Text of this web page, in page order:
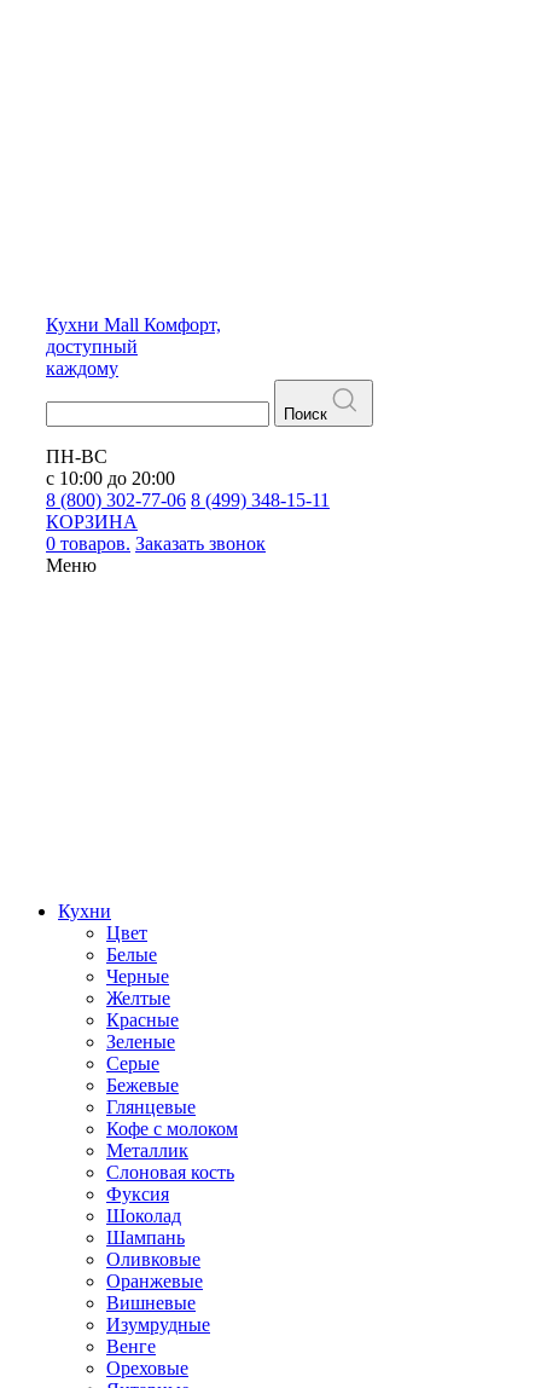
Кухни Mall Комфорт,
доступный
каждому
Поиск
ПН-ВС
с 10:00 до 20:00
8 (800) 302-77-06 8 (499) 348-15-11
КОРЗИНА
0 товаров. Заказать звонок
Меню
Кухни
Цвет
Белые
Черные
Желтые
Красные
Зеленые
Серые
Бежевые
Глянцевые
Кофе с молоком
Металлик
Слоновая кость
Фуксия
Шоколад
Шампань
Оливковые
Оранжевые
Вишневые
Изумрудные
Венге
Ореховые